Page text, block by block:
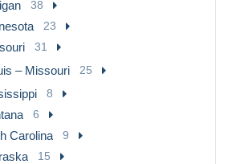
38
23
31
– Missouri 25
8
6
Carolina 9
15